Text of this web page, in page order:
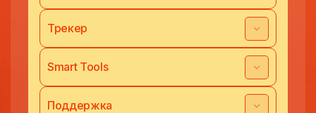
Трекер
Smart Tools
Поддержка